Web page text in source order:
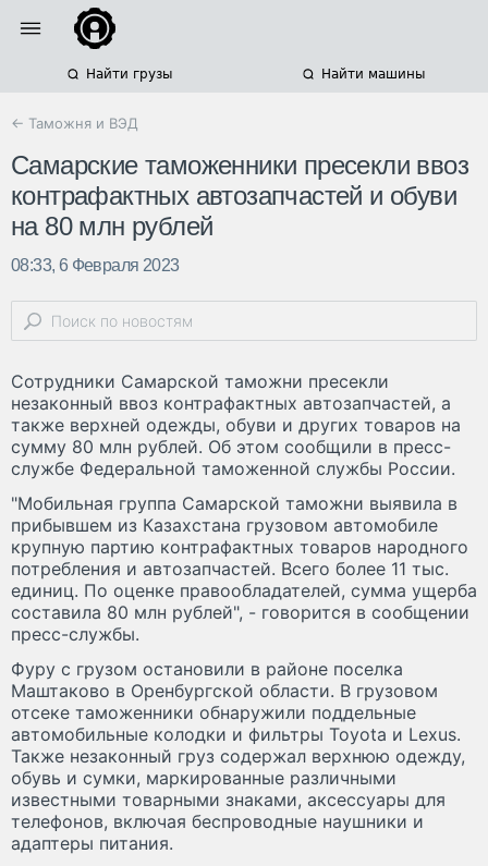
Найти грузы Найти машины
← Таможня и ВЭД
Самарские таможенники пресекли ввоз
контрафактных автозапчастей и обуви
на 80 млн рублей
08:33, 6 Февраля 2023
Сотрудники Самарской таможни пресекли
незаконный ввоз контрафактных автозапчастей, а
также верхней одежды, обуви и других товаров на
сумму 80 млн рублей. Об этом сообщили в пресс-
службе Федеральной таможенной службы России.
"Мобильная группа Самарской таможни выявила в
прибывшем из Казахстана грузовом автомобиле
крупную партию контрафактных товаров народного
потребления и автозапчастей. Всего более 11 тыс.
единиц. По оценке правообладателей, сумма ущерба
составила 80 млн рублей", - говорится в сообщении
пресс-службы.
Фуру с грузом остановили в районе поселка
Маштаково в Оренбургской области. В грузовом
отсеке таможенники обнаружили поддельные
автомобильные колодки и фильтры Toyota и Lexus.
Также незаконный груз содержал верхнюю одежду,
обувь и сумки, маркированные различными
известными товарными знаками, аксессуары для
телефонов, включая беспроводные наушники и
адаптеры питания.